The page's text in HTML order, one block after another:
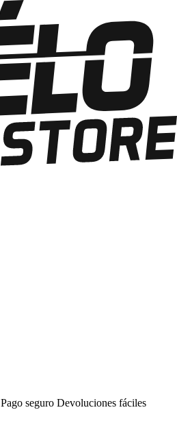
Pago seguro Devoluciones fáciles